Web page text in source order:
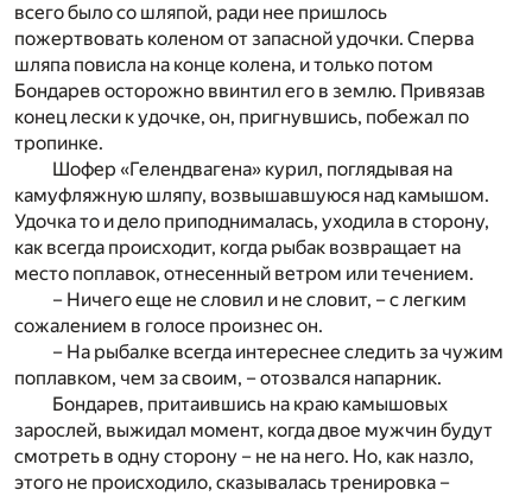
всего было со шляпой, ради нее пришлось
пожертвовать коленом от запасной удочки. Сперва
шляпа повисла на конце колена, и только потом
Бондарев осторожно ввинтил его в землю. Привязав
конец лески к удочке, он, пригнувшись, побежал по
тропинке.
Шофер «Гелендвагена» курил, поглядывая на
камуфляжную шляпу, возвышавшуюся над камышом.
Удочка то и дело приподнималась, уходила в сторону,
как всегда происходит, когда рыбак возвращает на
место поплавок, отнесенный ветром или течением.
– Ничего еще не словил и не словит, – с легким
сожалением в голосе произнес он.
– На рыбалке всегда интереснее следить за чужим
поплавком, чем за своим, – отозвался напарник.
Бондарев, притаившись на краю камышовых
зарослей, выжидал момент, когда двое мужчин будут
смотреть в одну сторону – не на него. Но, как назло,
этого не происходило, сказывалась тренировка –